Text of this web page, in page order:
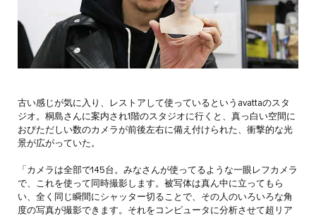
古い感じが気に入り、レストアして使っているというavattaのスタ
ジオ。桐島さんに案内され1階のスタジオに行くと、真っ白い空間に
おびただしい数のカメラが前後左右に備え付けられた、衝撃的な光
景が広がっていた。
「カメラは全部で145台。みなさんが使ってるような一眼レフカメラ
で、これを使って同時撮影します。被写体は真ん中に立ってもら
い、全く同じ瞬間にシャッター切ることで、その人のいろいろな角
度の写真が撮影できます。それをコンピュータに分析させて超リア